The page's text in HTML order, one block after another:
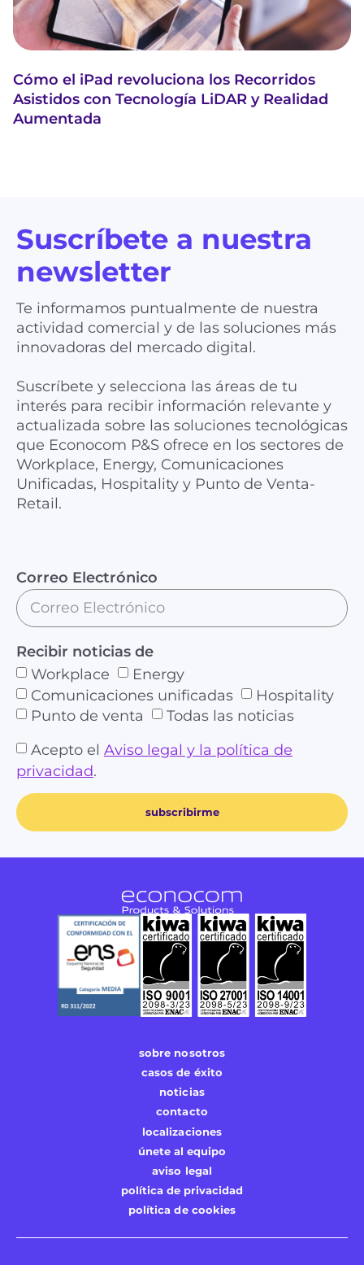
Cómo el iPad revoluciona los Recorridos
Asistidos con Tecnología LiDAR y Realidad
Aumentada
Suscríbete a nuestra
newsletter
Te informamos puntualmente de nuestra
actividad comercial y de las soluciones más
innovadoras del mercado digital.
Suscríbete y selecciona las áreas de tu
interés para recibir información relevante y
actualizada sobre las soluciones tecnológicas
que Econocom P&S ofrece en los sectores de
Workplace, Energy, Comunicaciones
Unificadas, Hospitality y Punto de Venta-
Retail.
Correo Electrónico
Recibir noticias de
Workplace
Energy
Comunicaciones unificadas
Hospitality
Punto de venta
Todas las noticias
Acepto el Aviso legal y la política de
privacidad.
subscribirme
sobre nosotros
casos de éxito
noticias
contacto
localizaciones
únete al equipo
aviso legal
política de privacidad
política de cookies